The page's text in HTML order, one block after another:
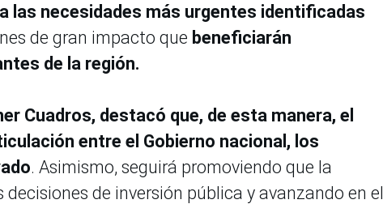
las necesidades más urgentes identificadas
de gran impacto que beneficiarán
de la región.
Cuadros, destacó que, de esta manera, el
entre el Gobierno nacional, los
. Asimismo, seguirá promoviendo que la
de inversión pública y avanzando en el